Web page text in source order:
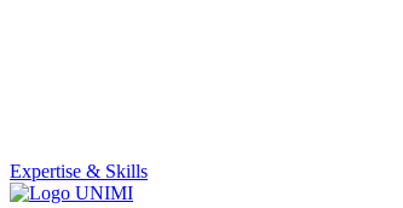
Expertise & Skills